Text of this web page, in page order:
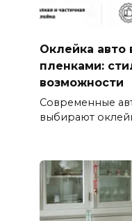
Оклейка авто
пленками:
возможности
Современные
выбирают